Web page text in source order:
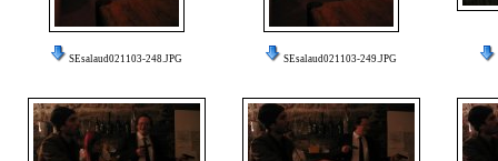
SEsalaud021103-248.JPG SEsalaud021103-249.JPG